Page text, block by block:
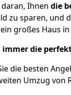
Ihnen die
zu sparen, und
großes Haus
die
die besten
Umzug von